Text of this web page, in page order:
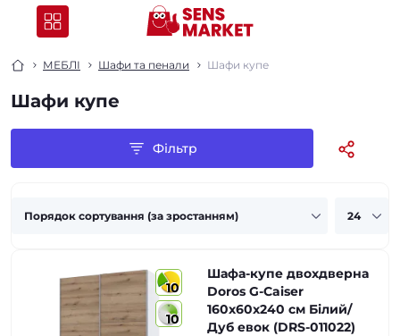
МЕБЛІ Шафи та пенали Шафи купе
Шафи купе
Фільтр
10
10
Шафа-купе двохдверна
Doros G-Caiser
160х60х240 см Білий/
Дуб евок (DRS-011022)